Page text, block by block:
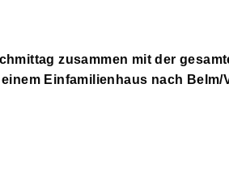
zusammen mit der
Einfamilienhaus nach Belm/